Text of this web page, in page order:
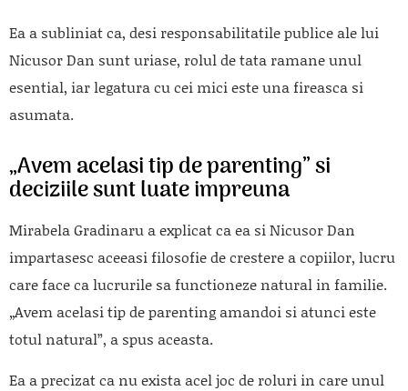
Ea a subliniat ca, desi responsabilitatile publice ale lui
Nicusor Dan sunt uriase, rolul de tata ramane unul
esential, iar legatura cu cei mici este una fireasca si
asumata.
„Avem acelasi tip de parenting” si
deciziile sunt luate impreuna
Mirabela Gradinaru a explicat ca ea si Nicusor Dan
impartasesc aceeasi filosofie de crestere a copiilor, lucru
care face ca lucrurile sa functioneze natural in familie.
„Avem acelasi tip de parenting amandoi si atunci este
totul natural”, a spus aceasta.
Ea a precizat ca nu exista acel joc de roluri in care unul